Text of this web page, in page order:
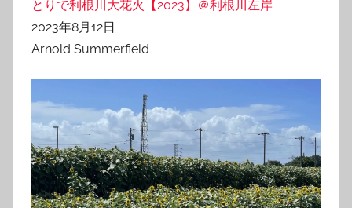
とりで利根川大花火【2023】＠利根川左岸
2023年8月12日
Arnold Summerfield